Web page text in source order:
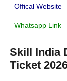
Offical Website
Whatsapp Link
Skill India
Ticket 2026